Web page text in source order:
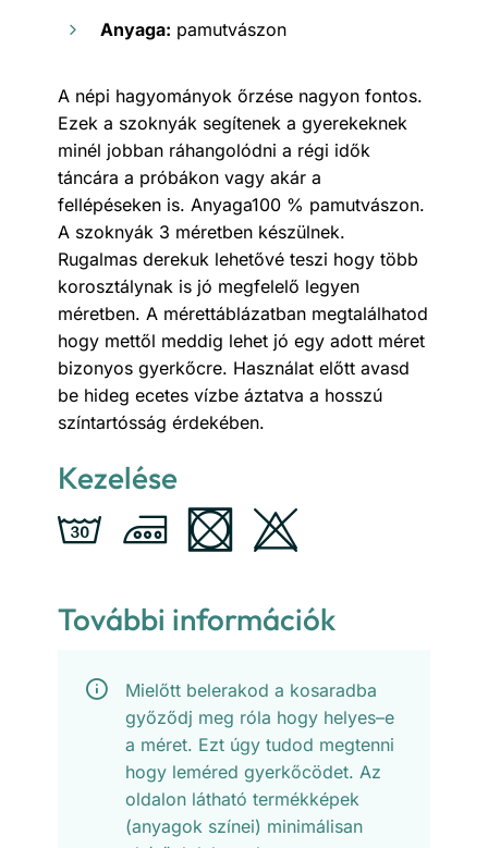
Anyaga: pamutvászon
A népi hagyományok őrzése nagyon fontos.
Ezek a szoknyák segítenek a gyerekeknek
minél jobban ráhangolódni a régi idők
táncára a próbákon vagy akár a
fellépéseken is. Anyaga100 % pamutvászon.
A szoknyák 3 méretben készülnek.
Rugalmas derekuk lehetővé teszi hogy több
korosztálynak is jó megfelelő legyen
méretben. A mérettáblázatban megtalálhatod
hogy mettől meddig lehet jó egy adott méret
bizonyos gyerkőcre. Használat előtt avasd
be hideg ecetes vízbe áztatva a hosszú
színtartósság érdekében.
Kezelése
További információk
Mielőtt belerakod a kosaradba
győződj meg róla hogy helyes–e
a méret. Ezt úgy tudod megtenni
hogy leméred gyerkőcödet. Az
oldalon látható termékképek
(anyagok színei) minimálisan